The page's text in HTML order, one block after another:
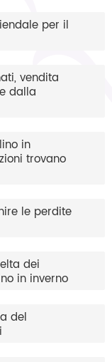
per il
vendita
dalla
in
trovano
le perdite
dei
in inverno
del